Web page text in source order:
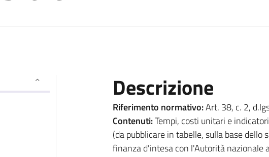
Descrizione
Riferimento normativo:Art. 38, c. 2,
Contenuti:Tempi, costi unitari e
(da pubblicare in tabelle, sulla base
finanza d'intesa con l'Autorità nazionale